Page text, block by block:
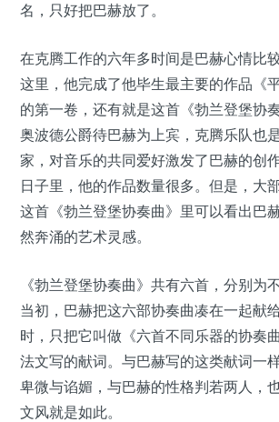
名，只好把巴赫放了。
在克腾工作的六年多时间是巴赫心情比
这里，他完成了他毕生最主要的作品《
的第一卷，还有就是这首《勃兰登堡协
奥波德公爵待巴赫为上宾，克腾乐队也
家，对音乐的共同爱好激发了巴赫的创
日子里，他的作品数量很多。但是，大
这首《勃兰登堡协奏曲》里可以看出巴
然奔涌的艺术灵感。
《勃兰登堡协奏曲》共有六首，分别为
当初，巴赫把这六部协奏曲凑在一起献
时，只把它叫做《六首不同乐器的协奏
法文写的献词。与巴赫写的这类献词一
卑微与谄媚，与巴赫的性格判若两人，
文风就是如此。